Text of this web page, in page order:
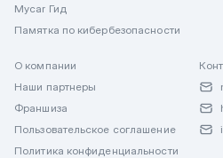
Mycar Гид
Памятка по кибербезопасности
О компании
Наши партнеры
Франшиза
Пользовательское соглашение
Политика конфиденциальности